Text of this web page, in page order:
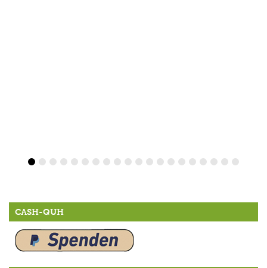
CASH-QUH